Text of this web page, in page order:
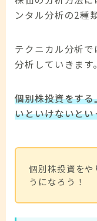
ンタル分析の2種
テクニカル分析
分析していきます。
個別株投資をす
いといけないと
個別株投資を
うになろう！